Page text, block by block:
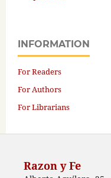
INFORMATION
For Readers
For Authors
For Librarians
Razon y Fe